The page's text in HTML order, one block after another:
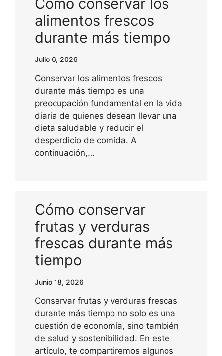
Cómo conservar los
alimentos frescos
durante más tiempo
Julio 6, 2026
Conservar los alimentos frescos
durante más tiempo es una
preocupación fundamental en la vida
diaria de quienes desean llevar una
dieta saludable y reducir el
desperdicio de comida. A
continuación,…
Cómo conservar
frutas y verduras
frescas durante más
tiempo
Junio 18, 2026
Conservar frutas y verduras frescas
durante más tiempo no solo es una
cuestión de economía, sino también
de salud y sostenibilidad. En este
artículo, te compartiremos algunos